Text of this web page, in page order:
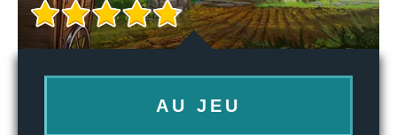
AU JEU